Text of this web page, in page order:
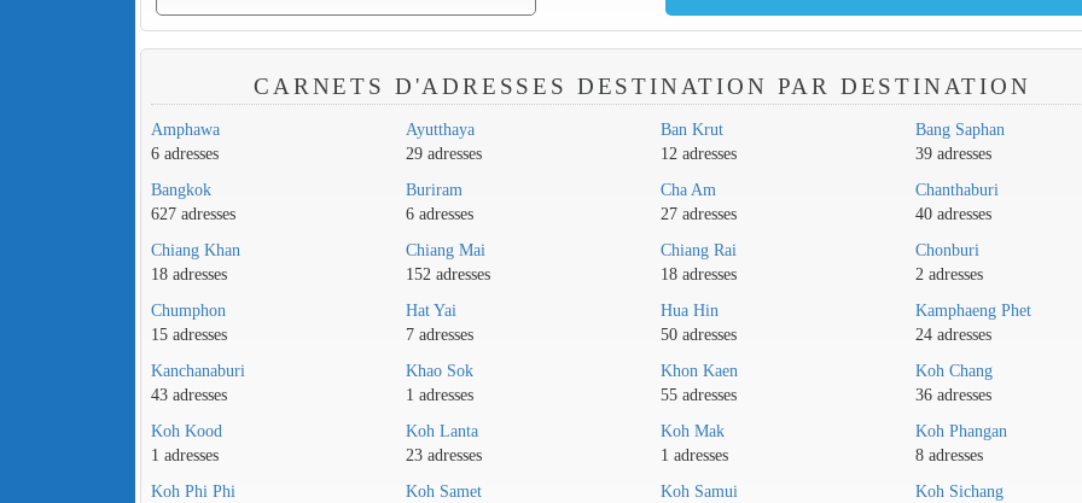
CARNETS D'ADRESSES DESTINATION PAR DESTINATION
Amphawa
6 adresses
Ayutthaya
29 adresses
Ban Krut
12 adresses
Bang Saphan
39 adresses
Bangkok
627 adresses
Buriram
6 adresses
Cha Am
27 adresses
Chanthaburi
40 adresses
Chiang Khan
18 adresses
Chiang Mai
152 adresses
Chiang Rai
18 adresses
Chonburi
2 adresses
Chumphon
15 adresses
Hat Yai
7 adresses
Hua Hin
50 adresses
Kamphaeng Phet
24 adresses
Kanchanaburi
43 adresses
Khao Sok
1 adresses
Khon Kaen
55 adresses
Koh Chang
36 adresses
Koh Kood
1 adresses
Koh Lanta
23 adresses
Koh Mak
1 adresses
Koh Phangan
8 adresses
Koh Phi Phi
Koh Samet
Koh Samui
Koh Sichang